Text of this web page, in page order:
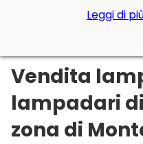
Illuminazione Online
Vendita
lampadari
zona di
Leggi di